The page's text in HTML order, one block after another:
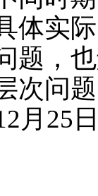
体实
题，
次问
12月